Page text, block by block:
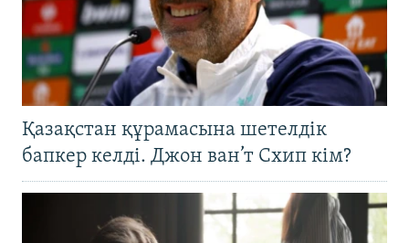
Қазақстан құрамасына шетелдік
бапкер келді. Джон ван’т Схип кім?